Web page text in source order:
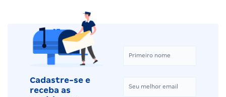
Cadastre-se e
receba as